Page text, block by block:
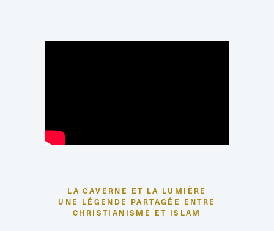
LA CAVERNE ET LA LUMIÈRE
UNE LÉGENDE PARTAGÉE ENTRE
CHRISTIANISME ET ISLAM